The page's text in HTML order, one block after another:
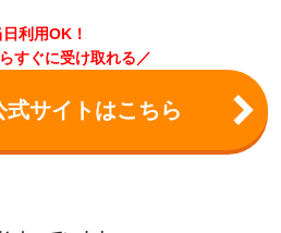
日利用OK！
すぐに受け取れる／
サイトはこちら